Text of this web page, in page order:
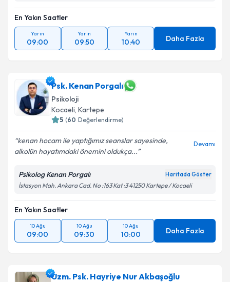
En Yakın Saatler
Yarın
09:00
Yarın
09:50
Yarın
10:40 Daha Fazla
Psk. Kenan Porgalı
Psikoloji
Kocaeli, Kartepe
5 (60 Değerlendirme)
kenan hocam ile yaptığımız seanslar sayesinde,
alkolün hayatımdaki önemini oldukça...
Devamı
Psikolog Kenan Porgalı Haritada Göster
İstasyon Mah. Ankara Cad. No :163 Kat :3 41250 Kartepe / Kocaeli
En Yakın Saatler
10 Ağu
09:00
10 Ağu
09:30
10 Ağu
10:00 Daha Fazla
Uzm. Psk. Hayriye Nur Akbaşoğlu